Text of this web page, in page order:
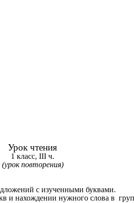
Урок чтения
1 класс, III ч.
(урок повторения)
с изученными буквами.
и нахождении нужного слова в